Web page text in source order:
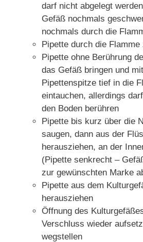
darf nicht abgelegt
Gefäß nochmals
nochmals durch die
Pipette durch die Flamme
Pipette ohne Berührung
das Gefäß bringen und
Pipettenspitze tief in die
eintauchen, allerdings
den Boden berühren
Pipette bis kurz über die
saugen, dann aus der
herausziehen, an der
(Pipette senkrecht –
zur gewünschten Marke
Pipette aus dem
herausziehen
Öffnung des
Verschluss wieder
wegstellen